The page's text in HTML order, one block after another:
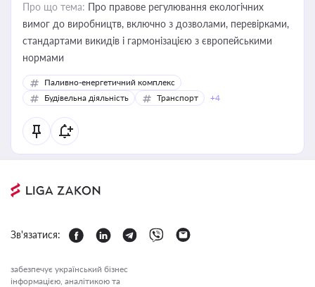
Про що тема: Про правове регулювання екологічних
вимог до виробництв, включно з дозволами, перевірками,
стандартами викидів і гармонізацією з європейськими
нормами
Паливно-енергетичний комплекс
Будівельна діяльність
Транспорт +4
Зв'язатися:
забезпечує український бізнес
інформацією, аналітикою та